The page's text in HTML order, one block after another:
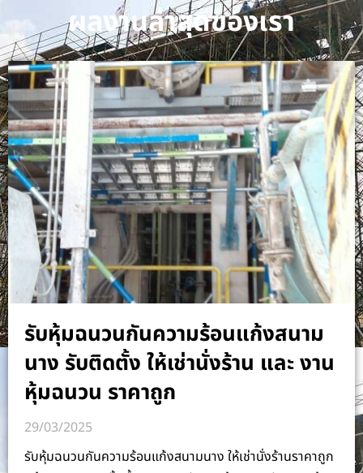
ผลงานล่าสุดของเรา
รับหุ้มฉนวนกันความร้อนแก้งสนาม
นาง รับติดตั้ง ให้เช่านั่งร้าน และ งาน
หุ้มฉนวน ราคาถูก
29/03/2025
รับหุ้มฉนวนกันความร้อนแก้งสนามนาง ให้เช่านั่งร้านราคาถูก